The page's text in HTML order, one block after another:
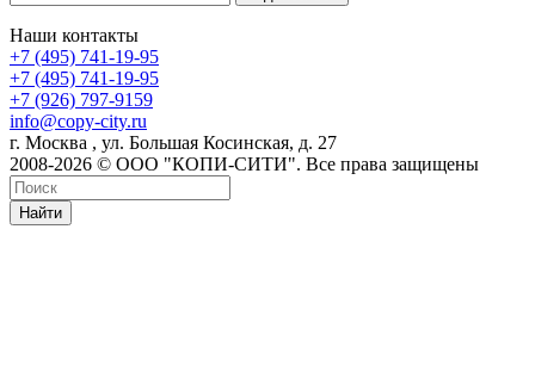
Наши контакты
+7 (495) 741-19-95
+7 (495) 741-19-95
+7 (926) 797-9159
info@copy-city.ru
г. Москва , ул. Большая Косинская, д. 27
2008-2026 © ООО "КОПИ-СИТИ". Все права защищены
Найти